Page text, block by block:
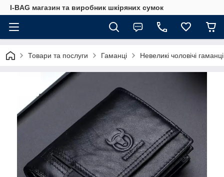
I-BAG магазин та виробник шкіряних сумок
Товари та послуги Гаманці Невеликі чоловічі гаманці